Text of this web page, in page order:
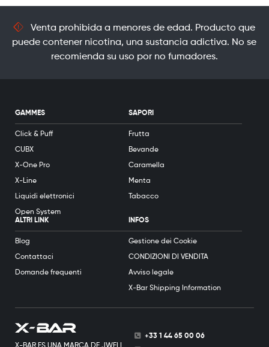
Venta prohibida a menores de edad. Producto que
puede contener nicotina, una sustancia adictiva. No se
recomienda su uso por no fumadores.
+33 1 44 65 00 06
GAMMES
Click & Puff
CUBX
X-One Pro
X-Line
Liquidi elettronici
Open System
SAPORI
Frutta
Bevande
Caramella
Menta
Tabacco
ALTRI LINK
Blog
Contattaci
Domande frequenti
INFOS
Gestione dei Cookie
CONDIZIONI DI VENDITA
Avviso legale
X-Bar Shipping Information